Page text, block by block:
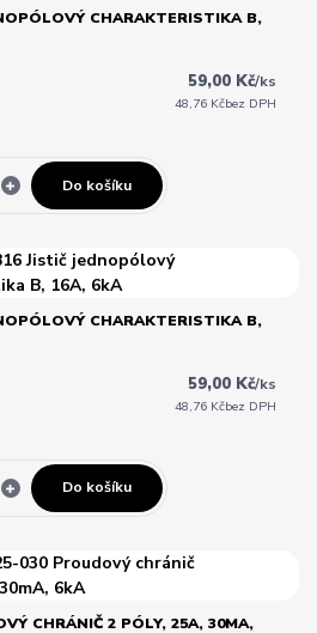
CHARAKTERISTIKA B,
59,00 Kč/ks
48,76 Kčbez DPH
Do košíku
CHARAKTERISTIKA B,
59,00 Kč/ks
48,76 Kčbez DPH
Do košíku
CHRÁNIČ 2 PÓLY, 25A, 30MA,